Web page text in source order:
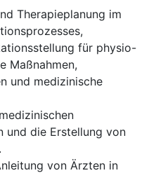
Therapieplanung im
für physio-
Maßnahmen,
und medizinische
und die Erstellung von
von Ärzten in